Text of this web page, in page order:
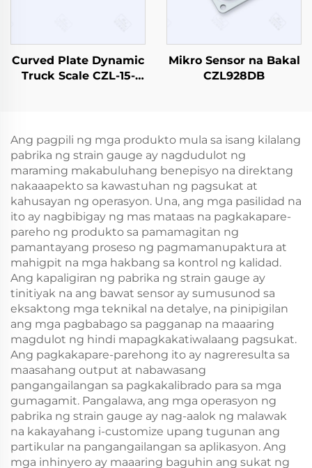
Curved Plate Dynamic
Truck Scale CZL-15-
Mikro Sensor na Bakal
CZL928DB
Ang pagpili ng mga produkto mula sa isang kilalang
pabrika ng strain gauge ay nagdudulot ng
maraming makabuluhang benepisyo na direktang
nakaaapekto sa kawastuhan ng pagsukat at
kahusayan ng operasyon. Una, ang mga pasilidad na
ito ay nagbibigay ng mas mataas na pagkakapare-
pareho ng produkto sa pamamagitan ng
pamantayang proseso ng pagmamanupaktura at
mahigpit na mga hakbang sa kontrol ng kalidad.
Ang kapaligiran ng pabrika ng strain gauge ay
tinitiyak na ang bawat sensor ay sumusunod sa
eksaktong mga teknikal na detalye, na pinipigilan
ang mga pagbabago sa pagganap na maaaring
magdulot ng hindi mapagkakatiwalaang pagsukat.
Ang pagkakapare-parehong ito ay nagreresulta sa
maasahang output at nabawasang
pangangailangan sa pagkakalibrado para sa mga
gumagamit. Pangalawa, ang mga operasyon ng
pabrika ng strain gauge ay nag-aalok ng malawak
na kakayahang i-customize upang tugunan ang
partikular na pangangailangan sa aplikasyon. Ang
mga inhinyero ay maaaring baguhin ang sukat ng